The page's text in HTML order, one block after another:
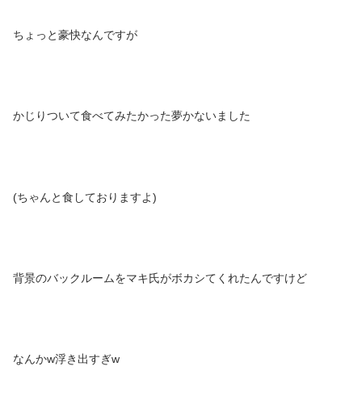
ちょっと豪快なんですが
かじりついて食べてみたかった夢かないました
(ちゃんと食しておりますよ)
背景のバックルームをマキ氏がボカシてくれたんですけど
なんかw浮き出すぎw